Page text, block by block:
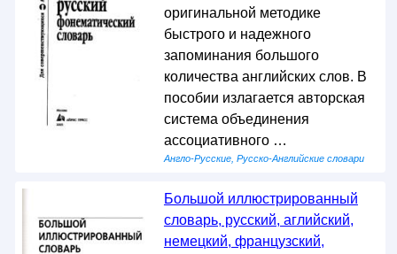
оригинальной методике
быстрого и надежного
запоминания большого
количества английских слов. В
пособии излагается авторская
система объединения
ассоциативного …
Англо-Русские, Русско-Английские словари
Большой иллюстрированный
словарь, русский, аглийский,
немецкий, французский,